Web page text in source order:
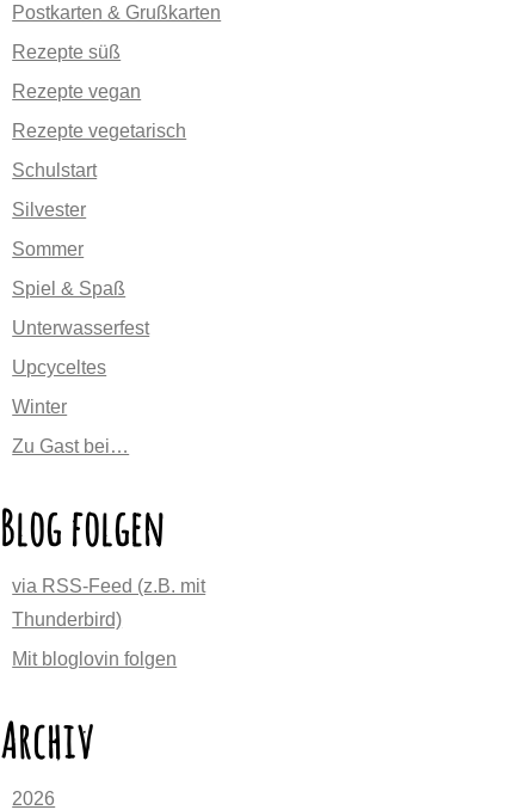
Postkarten & Grußkarten
Rezepte süß
Rezepte vegan
Rezepte vegetarisch
Schulstart
Silvester
Sommer
Spiel & Spaß
Unterwasserfest
Upcyceltes
Winter
Zu Gast bei…
Blog folgen
via RSS-Feed (z.B. mit
Thunderbird)
Mit bloglovin folgen
Archiv
2026